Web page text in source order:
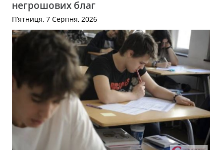
негрошових благ
П’ятниця, 7 Серпня, 2026